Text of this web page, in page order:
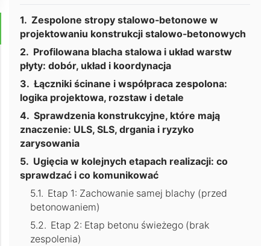
Zespolone stropy stalowo-betonowe w
projektowaniu konstrukcji stalowo-betonowych
Profilowana blacha stalowa i układ warstw
płyty: dobór, układ i koordynacja
Łączniki ścinane i współpraca zespolona:
logika projektowa, rozstaw i detale
Sprawdzenia konstrukcyjne, które mają
znaczenie: ULS, SLS, drgania i ryzyko
zarysowania
Ugięcia w kolejnych etapach realizacji: co
sprawdzać i co komunikować
Etap 1: Zachowanie samej blachy (przed
betonowaniem)
Etap 2: Etap betonu świeżego (brak
zespolenia)